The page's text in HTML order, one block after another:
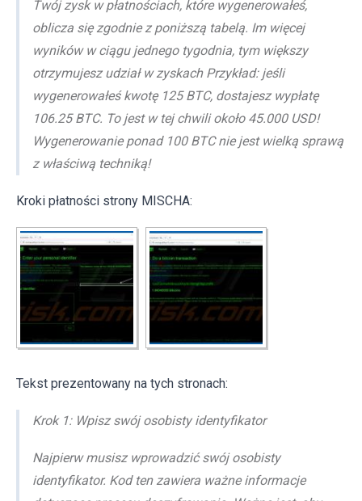
Twój zysk w płatnościach, które wygenerowałeś,
oblicza się zgodnie z poniższą tabelą. Im więcej
wyników w ciągu jednego tygodnia, tym większy
otrzymujesz udział w zyskach Przykład: jeśli
wygenerowałeś kwotę 125 BTC, dostajesz wypłatę
106.25 BTC. To jest w tej chwili około 45.000 USD!
Wygenerowanie ponad 100 BTC nie jest wielką sprawą
z właściwą techniką!
Kroki płatności strony MISCHA:
Tekst prezentowany na tych stronach:
Krok 1: Wpisz swój osobisty identyfikator
Najpierw musisz wprowadzić swój osobisty
identyfikator. Kod ten zawiera ważne informacje